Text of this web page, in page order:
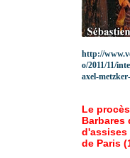
http://
o/2011/11/
axel-
Le
Barbares
d'assises
de Paris